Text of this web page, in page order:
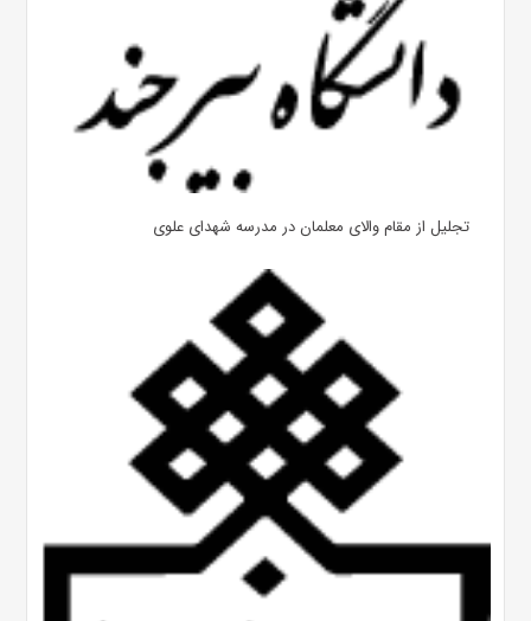
تجلیل از مقام والای معلمان در مدرسه شهدای علوی